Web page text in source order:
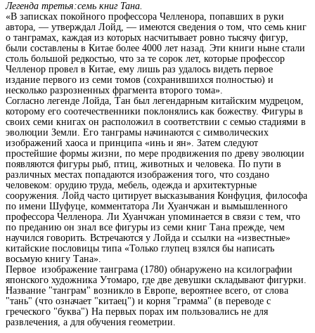
Легенда третья:семь книг Тана.
«В записках покойного профессора Челленора, попавших в руки
автора, — утверждал Лойд, — имеются сведения о том, что семь книг
о танграмах, каждая из которых насчитывает ровно тысячу фигур,
были составлены в Китае более 4000 лет назад. Эти книги ныне стали
столь большой редкостью, что за те сорок лет, которые профессор
Челленор провел в Китае, ему лишь раз удалось видеть первое
издание первого из семи томов (сохранившихся полностью) и
несколько разрозненных фрагмента второго тома».
Согласно легенде Лойда, Тан был легендарным китайским мудрецом,
которому его соотечественники поклонялись как божеству. Фигуры в
своих семи книгах он расположил в соответствии с семью стадиями в
эволюции Земли. Его танграмы начинаются с символических
изображений хаоса и принципа «инь и ян». Затем следуют
простейшие формы жизни, по мере продвижения по древу эволюции
появляются фигуры рыб, птиц, животных и человека. По пути в
различных местах попадаются изображения того, что создано
человеком: орудию труда, мебель, одежда и архитектурные
сооружения. Лойд часто цитирует высказывания Конфуция, философа
по имени Шуфуце, комментатора Ли Хуанчжан и вымышленного
профессора Челленора. Ли Хуанчжан упоминается в связи с тем, что
по преданию он знал все фигуры из семи книг Тана прежде, чем
научился говорить. Встречаются у Лойда и ссылки на «известные»
китайские пословицы типа «Только глупец взялся бы написать
восьмую книгу Тана».
Первое изображение танграма (1780) обнаружено на ксилографии
японского художника Утомаро, где две девушки складывают фигурки.
Название "танграм" возникло в Европе, вероятнее всего, от слова
"тань" (что означает "китаец") и корня "грамма" (в переводе с
греческого "буква") На первых порах им пользовались не для
развлечения, а для обучения геометрии.